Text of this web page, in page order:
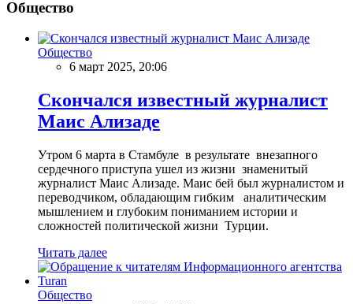
Общество
Общество
6 март 2025, 20:06
Скончался известный журналист
Маис Ализаде
Утром 6 марта в Стамбуле в результате внезапного
сердечного приступа ушел из жизни знаменитый
журналист Маис Ализаде. Маис бей был журналистом и
переводчиком, обладающим гибким аналитическим
мышлением и глубоким пониманием истории и
сложностей политической жизни Турции.
Читать далее
Общество